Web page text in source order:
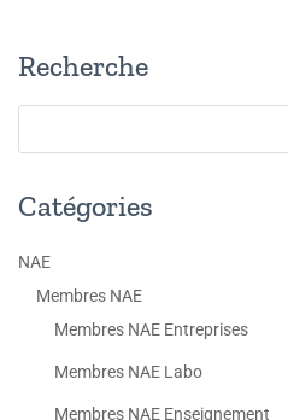
Recherche
Catégories
NAE
Membres NAE
Membres NAE Entreprises
Membres NAE Labo
Membres NAE Enseignement